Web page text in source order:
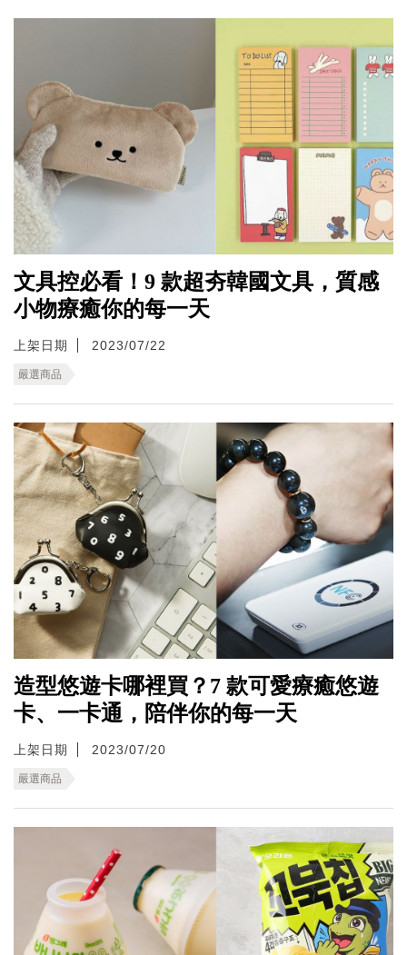
文具控必看！9 款超夯韓國文具，質感
小物療癒你的每一天
上架日期 2023/07/22
嚴選商品
造型悠遊卡哪裡買？7 款可愛療癒悠遊
卡、一卡通，陪伴你的每一天
上架日期 2023/07/20
嚴選商品